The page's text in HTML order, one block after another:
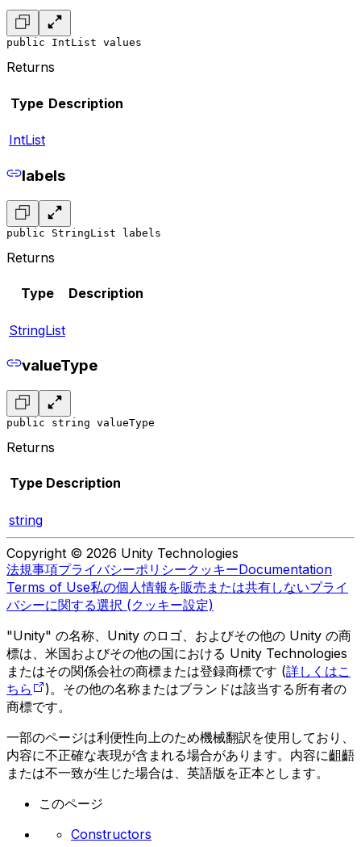
public IntList values
Returns
Type Description
IntList
labels
public StringList labels
Returns
Type Description
StringList
valueType
public string valueType
Returns
Type Description
string
Copyright © 2026 Unity Technologies
法規事項プライバシーポリシークッキーDocumentation
Terms of Use私の個人情報を販売または共有しないプライ
バシーに関する選択 (クッキー設定)
"Unity" の名称、Unity のロゴ、およびその他の Unity の商
標は、米国およびその他の国における Unity Technologies
またはその関係会社の商標または登録商標です (詳しくはこ
ちら
)。その他の名称またはブランドは該当する所有者の
商標です。
一部のページは利便性向上のため機械翻訳を使用しており、
内容に不正確な表現が含まれる場合があります。内容に齟齬
または不一致が生じた場合は、英語版を正本とします。
このページ
Constructors